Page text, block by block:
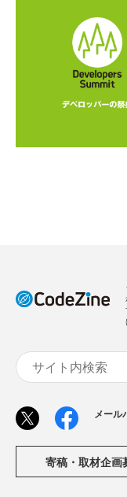
メール
寄稿・取材企画